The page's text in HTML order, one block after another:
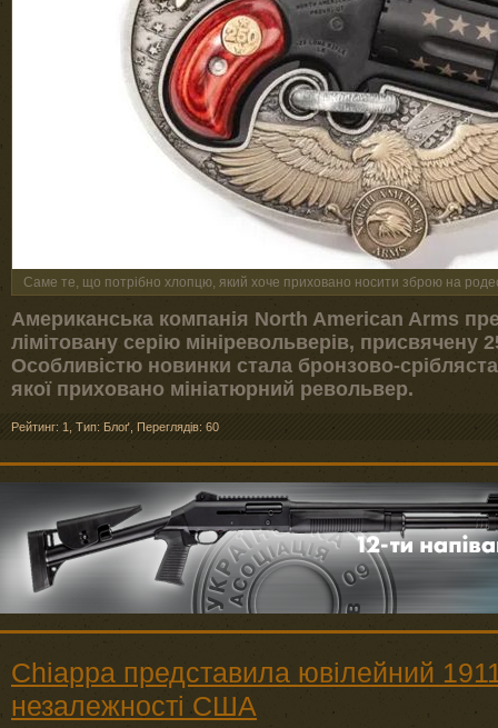
Саме те, що потрібно хлопцю, який хоче приховано носити зброю на
Американська компанія North American Arms
лімітовану серію мініревольверів,
Особливістю новинки стала бронзово-
якої приховано мініатюрний револьвер.
Рейтинг: 1 Тип: Блоґ Переглядів: 60
Chiappa представила ювілейний
незалежності США